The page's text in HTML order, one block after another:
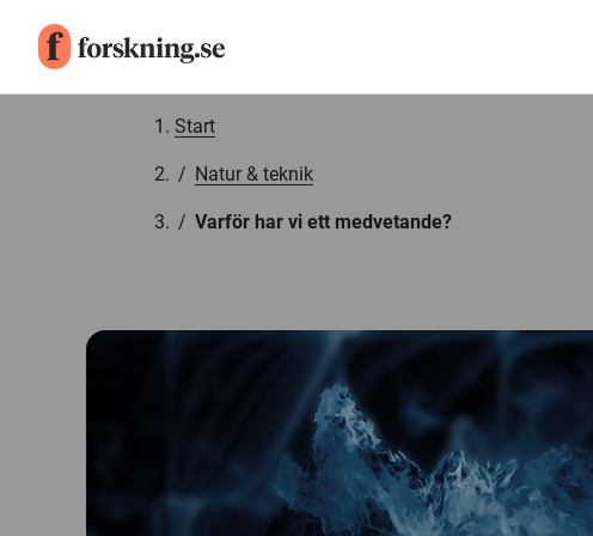
Start
/ Natur & teknik
/ Varför har vi ett medvetande?